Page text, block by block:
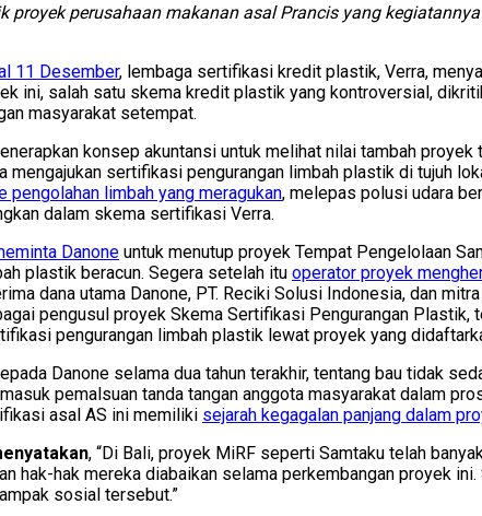
perusahaan makanan asal Prancis yang
11 Desember, lembaga sertifikasi kredit plastik, Verra,
ini, salah satu skema kredit plastik yang kontroversial,
masyarakat setempat.
konsep akuntansi untuk melihat nilai tambah
mengajukan sertifikasi pengurangan limbah plastik di tujuh
pengolahan limbah yang meragukan, melepas polusi udara
dalam skema sertifikasi Verra.
Danone untuk menutup proyek Tempat Pengelolaan
plastik beracun. Segera setelah itu operator proyek
dana utama Danone, PT. Reciki Solusi Indonesia, dan
pengusul proyek Skema Sertifikasi Pengurangan Plastik,
pengurangan limbah plastik lewat proyek yang
Danone selama dua tahun terakhir, tentang bau tidak
pemalsuan tanda tangan anggota masyarakat dalam
asal AS ini memiliki sejarah kegagalan panjang dalam
, “Di Bali, proyek MiRF seperti Samtaku telah
hak-hak mereka diabaikan selama perkembangan proyek
sosial tersebut.”